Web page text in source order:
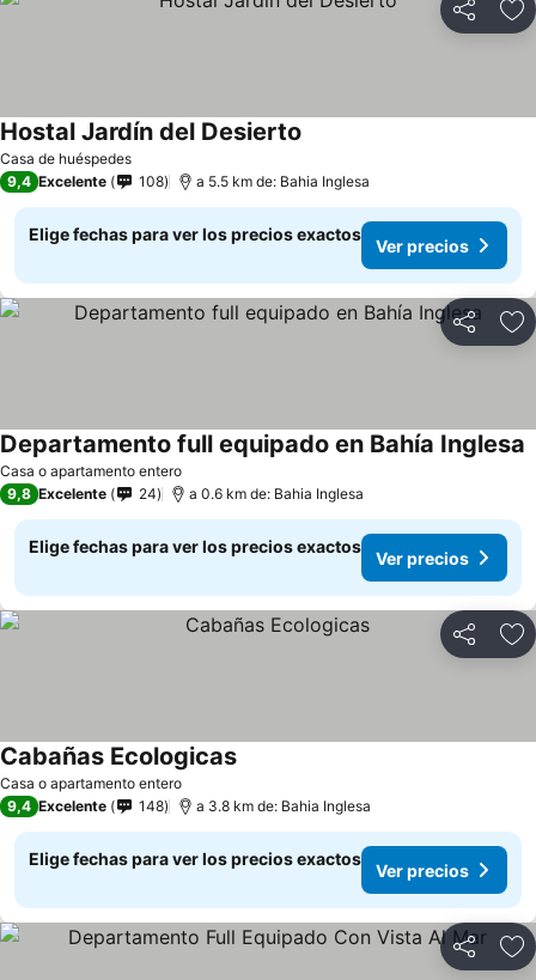
Compartir
Casa de huéspedes
Hostal Jardín del Desierto
9,4 Excelente 108 a 5.5 km de: Bahia Inglesa
Elige fechas para ver los precios exactos
Ver precios
Compartir
Casa o apartamento entero
Departamento full equipado en Bahía Inglesa
9,8 Excelente 24 a 0.6 km de: Bahia Inglesa
Elige fechas para ver los precios exactos
Ver precios
Compartir
Casa o apartamento entero
Cabañas Ecologicas
9,4 Excelente 148 a 3.8 km de: Bahia Inglesa
Elige fechas para ver los precios exactos
Ver precios
Compartir